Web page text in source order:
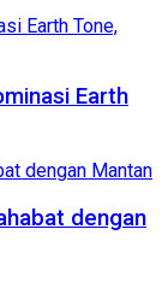
Earth
dengan